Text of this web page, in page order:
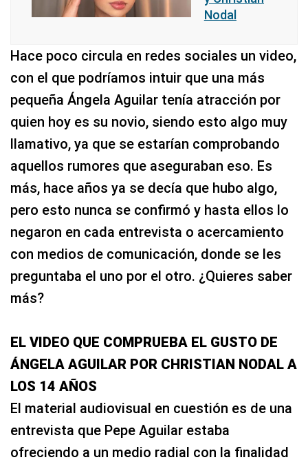
Nodal
Hace poco circula en redes sociales un video,
con el que podríamos intuir que una más
pequeña Ángela Aguilar tenía atracción por
quien hoy es su novio, siendo esto algo muy
llamativo, ya que se estarían comprobando
aquellos rumores que aseguraban eso. Es
más, hace años ya se decía que hubo algo,
pero esto nunca se confirmó y hasta ellos lo
negaron en cada entrevista o acercamiento
con medios de comunicación, donde se les
preguntaba el uno por el otro. ¿Quieres saber
más?
EL VIDEO QUE COMPRUEBA EL GUSTO DE
ÁNGELA AGUILAR POR CHRISTIAN NODAL A
LOS 14 AÑOS
El material audiovisual en cuestión es de una
entrevista que Pepe Aguilar estaba
ofreciendo a un medio radial con la finalidad